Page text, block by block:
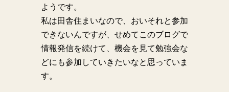
ようです。
私は田舎住まいなので、おいそれと参加
できないんですが、せめてこのブログで
情報発信を続けて、機会を見て勉強会な
どにも参加していきたいなと思っていま
す。